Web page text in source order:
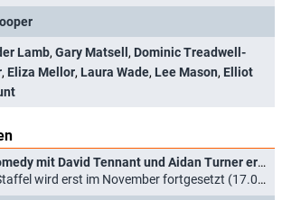
Lamb, Gary Matsell, Dominic Treadwell-
, Eliza Mellor, Laura Wade, Lee Mason, Elliot
"Rivals": Düstere Comedy mit David Tennant und Aidan Turner erhält dritte Staffel
wird erst im November fortgesetzt (17.06.2026)